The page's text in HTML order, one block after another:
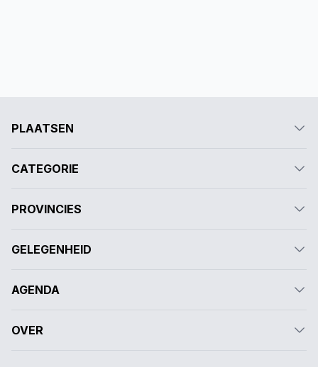
PLAATSEN
CATEGORIE
PROVINCIES
GELEGENHEID
AGENDA
OVER